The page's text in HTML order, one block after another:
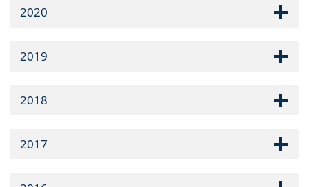
2020
2019
2018
2017